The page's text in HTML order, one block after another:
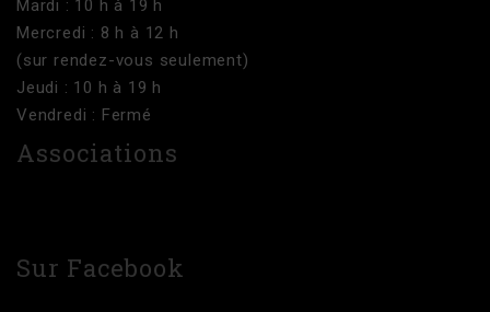
Mardi : 10 h à 19 h
Mercredi : 8 h à 12 h
(sur rendez-vous seulement)
Jeudi : 10 h à 19 h
Vendredi : Fermé
Associations
Sur Facebook